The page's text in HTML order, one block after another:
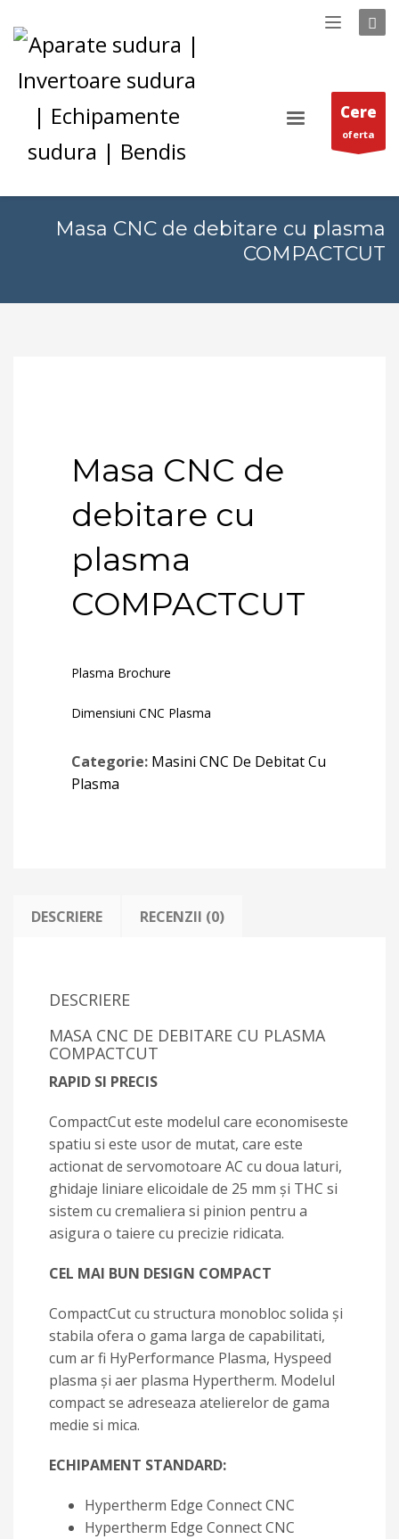
Cere
oferta
Masa CNC de debitare cu plasma
COMPACTCUT
Masa CNC de
debitare cu
plasma
COMPACTCUT
Plasma Brochure
Dimensiuni CNC Plasma
Categorie: Masini CNC De Debitat Cu
Plasma
DESCRIERE RECENZII (0)
DESCRIERE
MASA CNC DE DEBITARE CU PLASMA
COMPACTCUT
RAPID SI PRECIS
CompactCut este modelul care economiseste
spatiu si este usor de mutat, care este
actionat de servomotoare AC cu doua laturi,
ghidaje liniare elicoidale de 25 mm și THC si
sistem cu cremaliera si pinion pentru a
asigura o taiere cu precizie ridicata.
CEL MAI BUN DESIGN COMPACT
CompactCut cu structura monobloc solida și
stabila ofera o gama larga de capabilitati,
cum ar fi HyPerformance Plasma, Hyspeed
plasma și aer plasma Hypertherm. Modelul
compact se adreseaza atelierelor de gama
medie si mica.
ECHIPAMENT STANDARD:
Hypertherm Edge Connect CNC
Hypertherm Edge Connect CNC